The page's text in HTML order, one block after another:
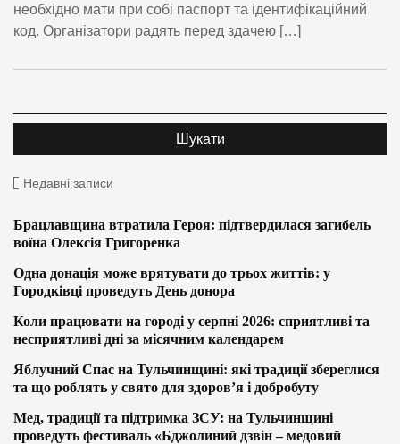
необхідно мати при собі паспорт та ідентифікаційний
код. Організатори радять перед здачею […]
Недавні записи
Брацлавщина втратила Героя: підтвердилася загибель
воїна Олексія Григоренка
Одна донація може врятувати до трьох життів: у
Городківці проведуть День донора
Коли працювати на городі у серпні 2026: сприятливі та
несприятливі дні за місячним календарем
Яблучний Спас на Тульчинщині: які традиції збереглися
та що роблять у свято для здоров’я і добробуту
Мед, традиції та підтримка ЗСУ: на Тульчинщині
проведуть фестиваль «Бджолиний дзвін – медовий